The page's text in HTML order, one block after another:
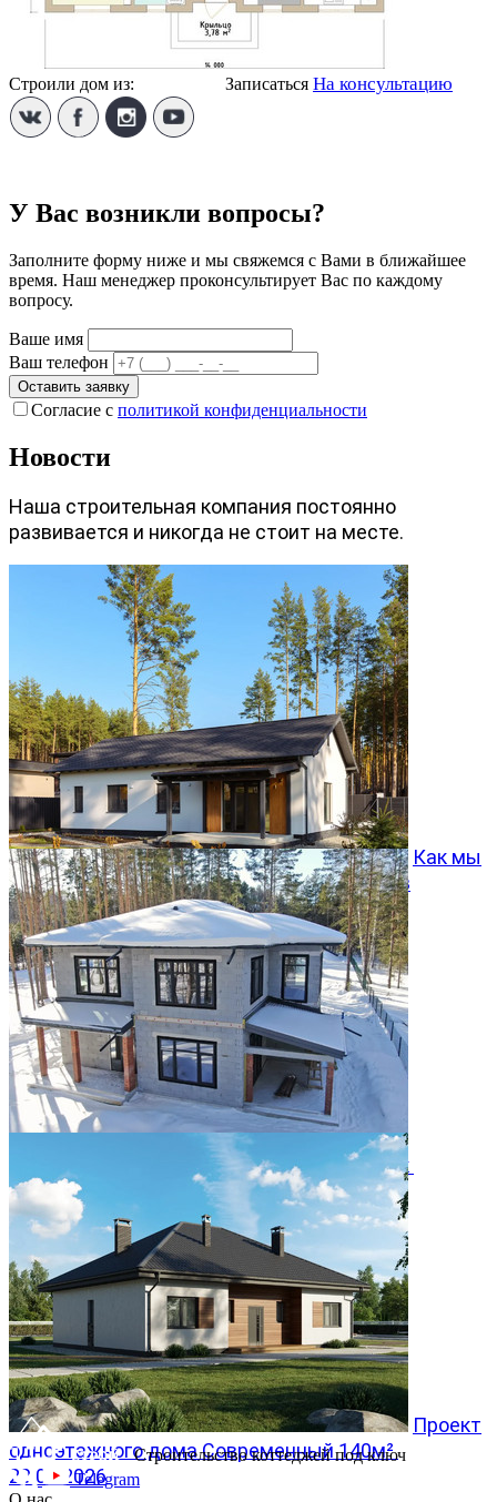
Строили дом из: Записаться На консультацию
У Вас возникли вопросы?
Заполните форму ниже и мы свяжемся с Вами в ближайшее
время. Наш менеджер проконсультирует Вас по каждому
вопросу.
Ваше имя
Ваш телефон
Оставить заявку
Согласие с политикой конфиденциальности
Новости
Наша строительная компания постоянно
развивается и никогда не стоит на месте.
Как мы
превращаем типовой проект Хвойный 96 в
особенный дом
05.08.2026
Двухэтажный дом 366м² в КП Заповедник
28.07.2026
Проект
одноэтажного дома Современный 140м²
20.07.2026
Строительство коттеджей под ключ
Telegram